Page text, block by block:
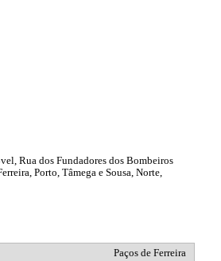
Rua dos Fundadores dos Bombeiros
Porto, Tâmega e Sousa, Norte,
Paços de Ferreira